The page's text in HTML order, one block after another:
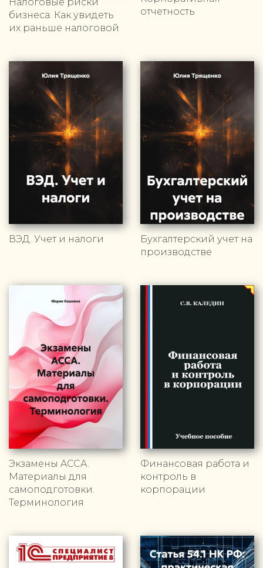
бизнеса. Как увидеть
их раньше налоговой
отчетность
ВЭД. Учет и налоги
Бухгалтерский учет на
производстве
Экзамены ACCA.
Материалы для
самоподготовки.
Терминология
Финансовая работа и
контроль в
корпорации